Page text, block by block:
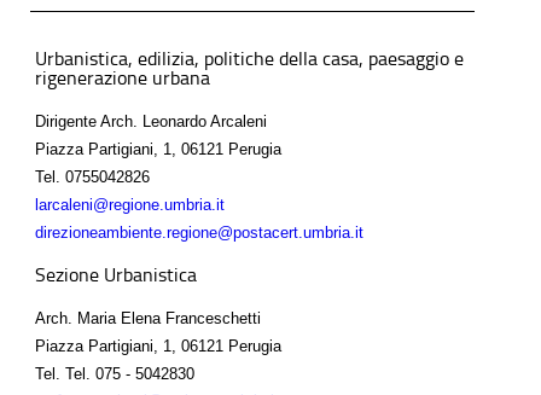
Urbanistica, edilizia, politiche della casa, paesaggio e
rigenerazione urbana
Dirigente Arch. Leonardo Arcaleni
Piazza Partigiani, 1, 06121 Perugia
Tel.
0755042826
larcaleni@regione.umbria.it
direzioneambiente.regione@postacert.umbria.it
Sezione Urbanistica
Arch. Maria Elena Franceschetti
Piazza Partigiani, 1, 06121 Perugia
Tel.
Tel. 075 - 5042830